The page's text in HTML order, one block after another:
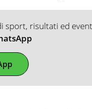
sport, risultati ed